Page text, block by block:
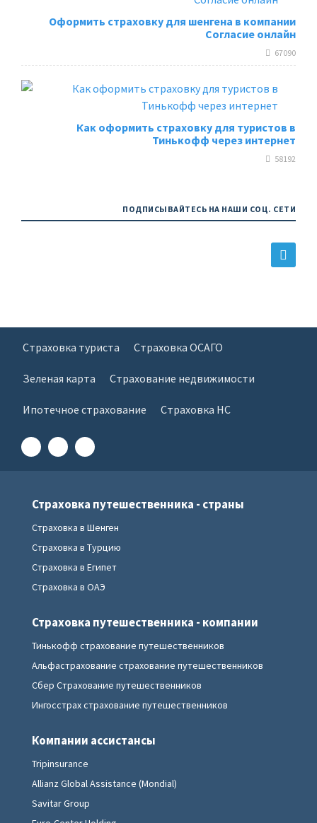
Оформить страховку для шенгена в компании
Согласие онлайн
67090
Как оформить страховку для туристов в
Тинькофф через интернет
58192
ПОДПИСЫВАЙТЕСЬ НА НАШИ СОЦ. СЕТИ
Страховка туриста Страховка ОСАГО
Зеленая карта Страхование недвижимости
Ипотечное страхование Страховка НС
Страховка путешественника - страны
Страховка в Шенген
Страховка в Турцию
Страховка в Египет
Страховка в ОАЭ
Страховка путешественника - компании
Тинькофф страхование путешественников
Альфастрахование страхование путешественников
Сбер Страхование путешественников
Ингосстрах страхование путешественников
Компании ассистансы
Tripinsurance
Allianz Global Assistance (Mondial)
Savitar Group